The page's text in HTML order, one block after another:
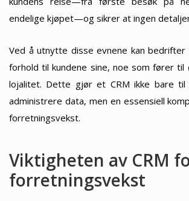
endelige kjøpet—og sikrer at ingen
Ved å utnytte disse evnene kan
forhold til kundene sine, noe som fører
lojalitet. Dette gjør et CRM ikke bare
administrere data, men en essensiell
forretningsvekst.
Viktigheten av CRM
forretningsvekst